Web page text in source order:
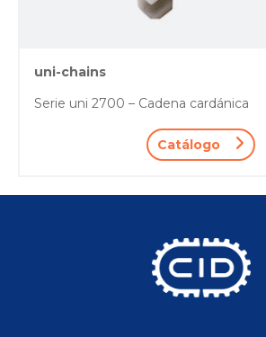
uni-chains
Serie uni 2700 – Cadena cardánica
Catálogo